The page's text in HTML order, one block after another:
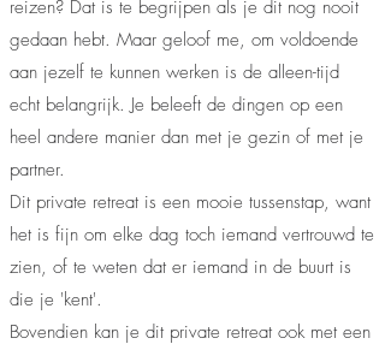
reizen? Dat is te begrijpen als je dit nog nooit
gedaan hebt. Maar geloof me, om voldoende
aan jezelf te kunnen werken is de alleen-tijd
echt belangrijk. Je beleeft de dingen op een
heel andere manier dan met je gezin of met je
partner.
Dit private retreat is een mooie tussenstap, want
het is fijn om elke dag toch iemand vertrouwd te
zien, of te weten dat er iemand in de buurt is
die je 'kent'.
Bovendien kan je dit private retreat ook met een